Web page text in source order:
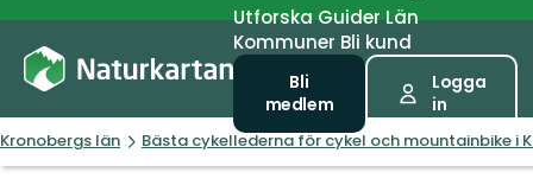
UtforskaGuiderLän
Kommuner Bli kund
Bli
medlem
Logga
in
Kronobergs län Bästa cykellederna för cykel och mountainbike i